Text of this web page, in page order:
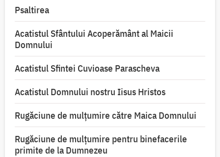
Psaltirea
Acatistul Sfântului Acoperământ al Maicii
Domnului
Acatistul Sfintei Cuvioase Parascheva
Acatistul Domnului nostru Iisus Hristos
Rugăciune de mulţumire către Maica Domnului
Rugăciune de mulțumire pentru binefacerile
primite de la Dumnezeu